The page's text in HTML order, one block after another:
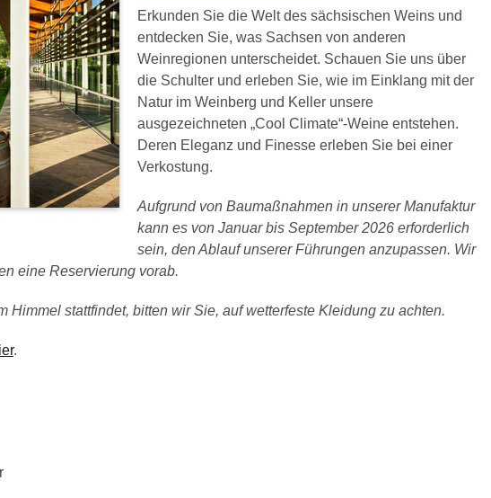
Erkunden Sie die Welt des sächsischen Weins und
entdecken Sie, was Sachsen von anderen
Weinregionen unterscheidet. Schauen Sie uns über
die Schulter und erleben Sie, wie im Einklang mit der
Natur im Weinberg und Keller unsere
ausgezeichneten „Cool Climate“-Weine entstehen.
Deren Eleganz und Finesse erleben Sie bei einer
Verkostung.
Aufgrund von Baumaßnahmen in unserer Manufaktur
kann es von Januar bis September 2026 erforderlich
sein, den Ablauf unserer Führungen anzupassen. Wir
eine Reservierung vorab.
Himmel stattfindet, bitten wir Sie, auf wetterfeste Kleidung zu achten.
.